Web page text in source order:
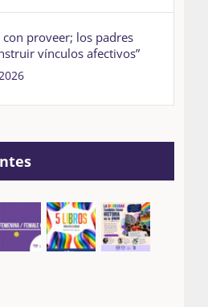
con proveer; los padres
vínculos afectivos”